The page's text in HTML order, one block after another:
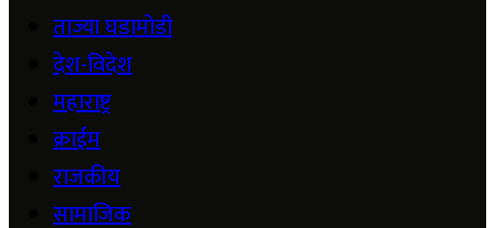
ताज्या घडामोडी
देश-विदेश
महाराष्ट्र
क्राईम
राजकीय
सामाजिक